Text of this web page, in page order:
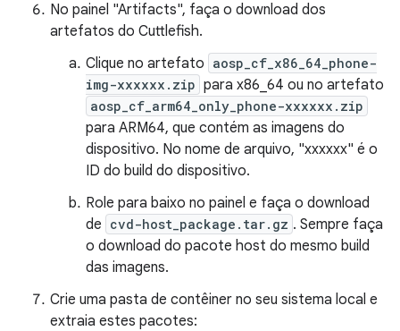
No painel "Artifacts", faça o download dos
artefatos do Cuttlefish.
Clique no artefato aosp_cf_x86_64_phone-
img-xxxxxx.zip para x86_64 ou no artefato
aosp_cf_arm64_only_phone-xxxxxx.zip
para ARM64, que contém as imagens do
dispositivo. No nome de arquivo, "xxxxxx" é o
ID do build do dispositivo.
Role para baixo no painel e faça o download
de cvd-host_package.tar.gz . Sempre faça
o download do pacote host do mesmo build
das imagens.
Crie uma pasta de contêiner no seu sistema local e
extraia estes pacotes: